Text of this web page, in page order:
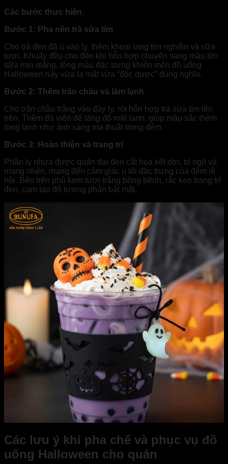
Các bước thực hiện:
Bước 1: Pha nền trà sữa tím
Cho trà đen đã ủ vào ly, thêm khoai lang tím nghiền và sữa
tươi. Khuấy đều cho đến khi hỗn hợp chuyển sang màu tím
sữa mịn màng, tông màu đặc trưng khiến món đồ uống
Halloween này vừa lạ mắt vừa “độc dược” đúng nghĩa.
Bước 2: Thêm trân châu và làm lạnh
Cho trân châu trắng vào đáy ly, rót hỗn hợp trà sữa tím lên
trên. Thêm đá viên để tăng độ mát lạnh, giúp màu sắc thêm
long lanh như ánh sáng ma thuật trong đêm.
Bước 3: Hoàn thiện và trang trí
Phần ly nhựa được quấn đai đen cắt họa tiết dơi, bí ngô và
mạng nhện, mang đến cảm giác u tối đặc trưng của đêm lễ
hội. Bên trên phủ kem tươi trắng bồng bềnh, rắc kẹo trang trí
đen, cam tạo độ tương phản bắt mắt.
Các lưu ý khi pha chế và phục vụ đồ
uống Halloween cho quán